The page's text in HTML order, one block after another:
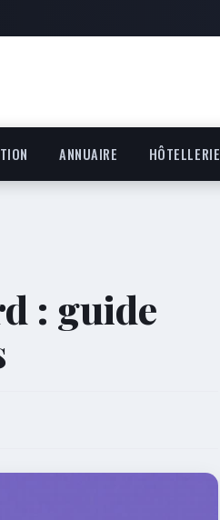
ANNUAIRE HÔTELLERIE
: guide